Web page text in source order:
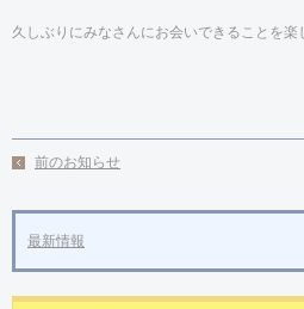
久しぶりにみなさんにお会いできることを楽
前のお知らせ
最新情報